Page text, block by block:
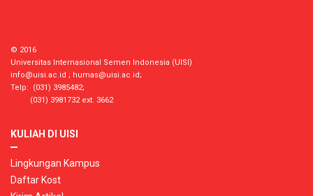
© 2016
Universitas Internasional Semen Indonesia (UISI)
info@uisi.ac.id ; humas@uisi.ac.id;
Telp: (031) 3985482;
(031) 3981732 ext. 3662
KULIAH DI UISI
Lingkungan Kampus
Daftar Kost